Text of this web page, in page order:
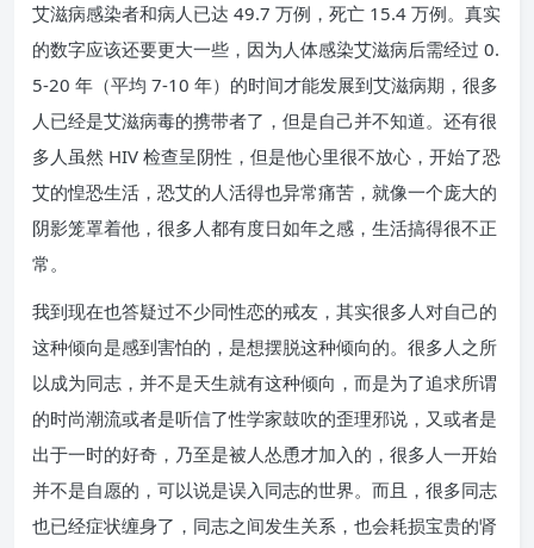
艾滋病感染者和病人已达 49.7 万例，死亡 15.4 万例。真实
的数字应该还要更大一些，因为人体感染艾滋病后需经过 0.
5-20 年（平均 7-10 年）的时间才能发展到艾滋病期，很多
人已经是艾滋病毒的携带者了，但是自己并不知道。还有很
多人虽然 HIV 检查呈阴性，但是他心里很不放心，开始了恐
艾的惶恐生活，恐艾的人活得也异常痛苦，就像一个庞大的
阴影笼罩着他，很多人都有度日如年之感，生活搞得很不正
常。
我到现在也答疑过不少同性恋的戒友，其实很多人对自己的
这种倾向是感到害怕的，是想摆脱这种倾向的。很多人之所
以成为同志，并不是天生就有这种倾向，而是为了追求所谓
的时尚潮流或者是听信了性学家鼓吹的歪理邪说，又或者是
出于一时的好奇，乃至是被人怂恿才加入的，很多人一开始
并不是自愿的，可以说是误入同志的世界。而且，很多同志
也已经症状缠身了，同志之间发生关系，也会耗损宝贵的肾